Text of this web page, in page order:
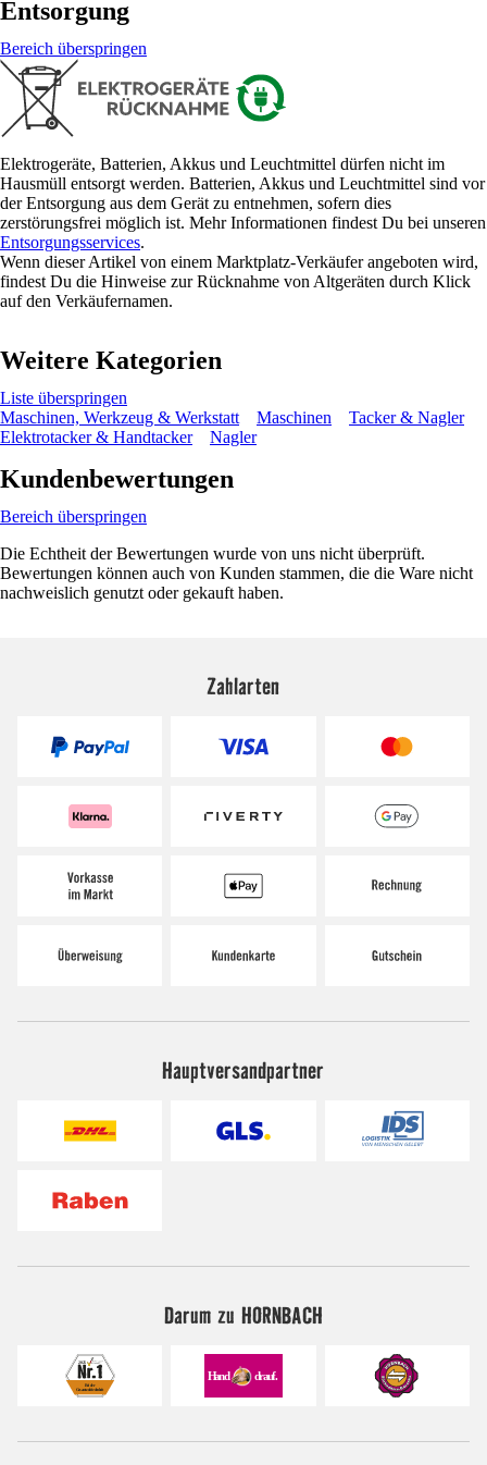
Entsorgung
Bereich überspringen
Elektrogeräte, Batterien, Akkus und Leuchtmittel dürfen nicht im
Hausmüll entsorgt werden. Batterien, Akkus und Leuchtmittel sind vor
der Entsorgung aus dem Gerät zu entnehmen, sofern dies
zerstörungsfrei möglich ist. Mehr Informationen findest Du bei unseren
Entsorgungsservices.
Wenn dieser Artikel von einem Marktplatz-Verkäufer angeboten wird,
findest Du die Hinweise zur Rücknahme von Altgeräten durch Klick
auf den Verkäufernamen.
Weitere Kategorien
Liste überspringen
Maschinen, Werkzeug & Werkstatt
Maschinen
Tacker & Nagler
Elektrotacker & Handtacker
Nagler
Kundenbewertungen
Bereich überspringen
Die Echtheit der Bewertungen wurde von uns nicht überprüft.
Bewertungen können auch von Kunden stammen, die die Ware nicht
nachweislich genutzt oder gekauft haben.
Zahlarten
Hauptversandpartner
Darum zu HORNBACH